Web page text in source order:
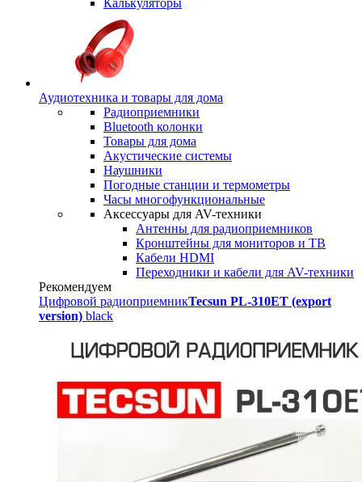
Калькуляторы
Аудиотехника и товары для дома
Радиоприемники
Bluetooth колонки
Товары для дома
Акустические системы
Наушники
Погодные станции и термометры
Часы многофункциональные
Аксессуары для AV-техники
Антенны для радиоприемников
Кронштейны для мониторов и ТВ
Кабели HDMI
Переходники и кабели для AV-техники
Рекомендуем
Цифровой радиоприемникTecsun PL-310ET (export
version) black